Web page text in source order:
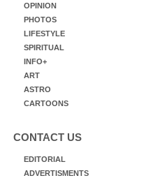
OPINION
PHOTOS
LIFESTYLE
SPIRITUAL
INFO+
ART
ASTRO
CARTOONS
CONTACT US
EDITORIAL
ADVERTISMENTS